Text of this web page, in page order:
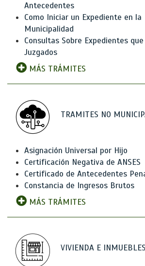
Antecedentes
Como Iniciar un Expediente en la
Municipalidad
Consultas Sobre Expedientes
Juzgados
MÁS TRÁMITES
TRAMITES NO
Asignación Universal por Hijo
Certificación Negativa de ANSES
Certificado de Antecedentes
Constancia de Ingresos Brutos
MÁS TRÁMITES
VIVIENDA E INMUEBLES